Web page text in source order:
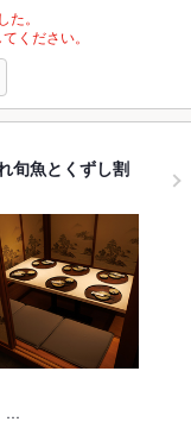
。
ください。
魚とくずし割
…